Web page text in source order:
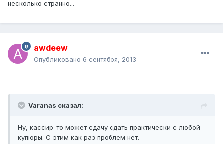
несколько странно...
awdeew
Опубликовано 6 сентября, 2013
Varanas сказал:
Ну, кассир-то может сдачу сдать практически с любой
купюры. С этим как раз проблем нет.